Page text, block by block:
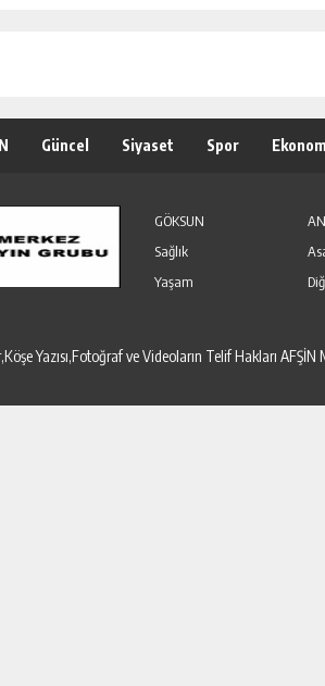
Güncel Siyaset Spor
GÖKSUN
Sağlık
Yaşam
Yazısı,Fotoğraf ve Videoların Telif Hakları